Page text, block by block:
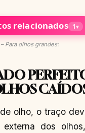
relacionados 1▾
Para olhos grandes:
olho, o traço
dos